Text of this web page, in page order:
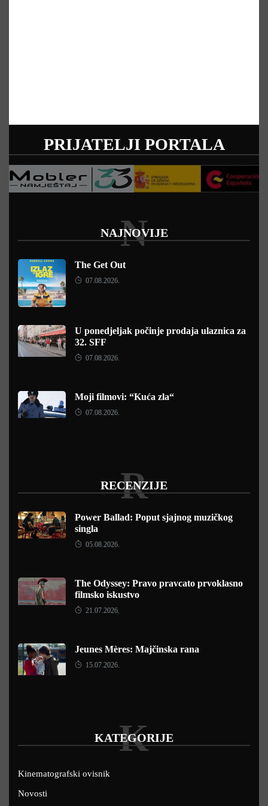
PRIJATELJI PORTALA
NAJNOVIJE
N
The Get Out
07.08.2026.
U ponedjeljak počinje prodaja ulaznica za
32. SFF
07.08.2026.
Moji filmovi: “Kuća zla“
07.08.2026.
RECENZIJE
R
Power Ballad: Poput sjajnog muzičkog
singla
05.08.2026.
The Odyssey: Pravo pravcato prvoklasno
filmsko iskustvo
21.07.2026.
Jeunes Mères: Majčinska rana
15.07.2026.
KATEGORIJE
K
Kinematografski ovisnik
Novosti